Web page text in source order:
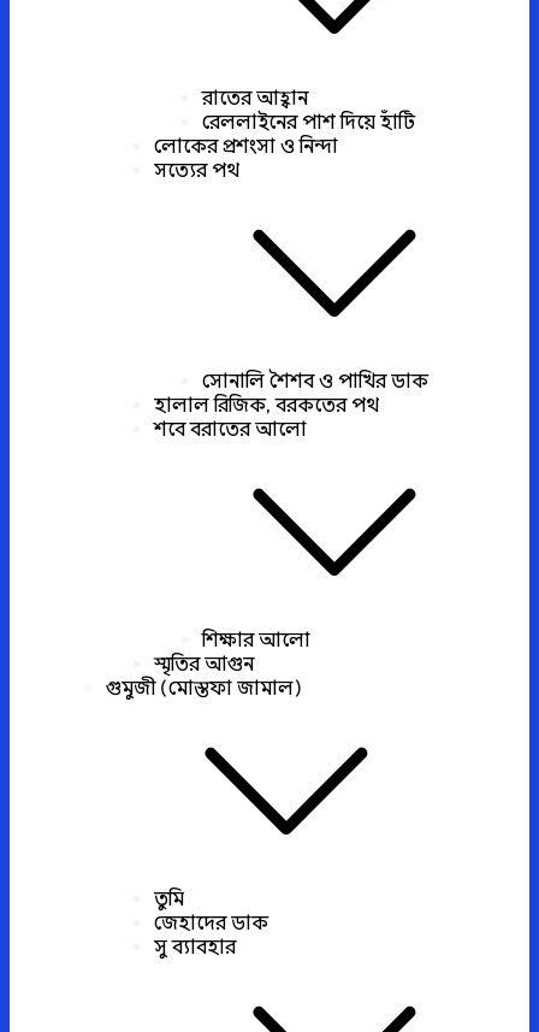
রাতের আহ্বান
রেললাইনের পাশ দিয়ে হাঁটি
লোকের প্রশংসা ও নিন্দা
সত্যের পথ
সোনালি শৈশব ও পাখির ডাক
হালাল রিজিক, বরকতের পথ
শবে বরাতের আলো
শিক্ষার আলো
স্মৃতির আগুন
গুমুজী (মোস্তফা জামাল)
তুমি
জেহাদের ডাক
সু ব্যাবহার